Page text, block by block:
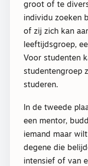
groot of te
individu zoeken
of zij zich kan
leeftijdsgroep,
Voor studenten
studentengroep
studeren.
In de tweede
een mentor,
iemand maar
degene die
intensief of van